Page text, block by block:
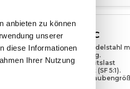
anbieten zu können
unserer
diese Informationen
Ihrer Nutzung
SS.DSS UNC
Hebeöse aus Edelstahl
Doppeldrehung.
Maximale Arbeitslast
14000lbs/8,00t (SF 5:1).
Maximale